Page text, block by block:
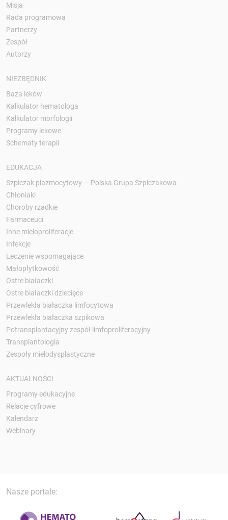
Misja
Rada programowa
Partnerzy
Zespół
Autorzy
NIEZBĘDNIK
Baza leków
Kalkulator hematologa
Kalkulator morfologii
Programy lekowe
Schematy terapii
EDUKACJA
Szpiczak plazmocytowy — Polska Grupa Szpiczakowa
Chłoniaki
Choroby rzadkie
Farmaceuci
Inne mieloproliferacje
Infekcje
Leczenie wspomagające
Małopłytkowość
Ostre białaczki
Ostre białaczki dziecięce
Przewlekła białaczka limfocytowa
Przewlekła białaczka szpikowa
Potransplantacyjny zespół limfoproliferacyjny
Transplantologia
Zespoły mielodysplastyczne
AKTUALNOŚCI
Programy edukacyjne
Relacje cyfrowe
Kalendarz
Webinary
Nasze portale: